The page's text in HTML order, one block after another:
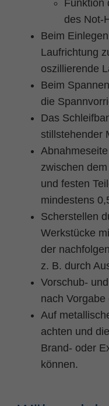
Funktion
des Not-
Beim
Laufrichtung
oszillierende
Beim
die
Das
stillstehender
zwischen
und festen
mindestens
Scherstellen
Werkstücke
der
z. B. durch
Vorschub-
nach
Auf
achten und
Brand- oder
können.